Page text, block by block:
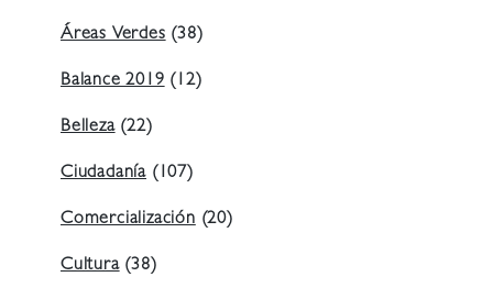
Áreas Verdes (38)
Balance 2019 (12)
Belleza(22)
Ciudadanía (107)
Comercialización (20)
Cultura(38)